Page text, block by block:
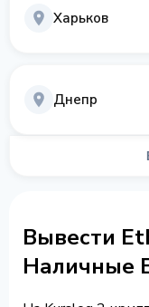
Харьков
Днепр
Вывести
Наличные